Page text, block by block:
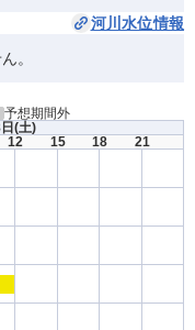
河川水位情報
。
予想期間外
(土)
12 15 18 21